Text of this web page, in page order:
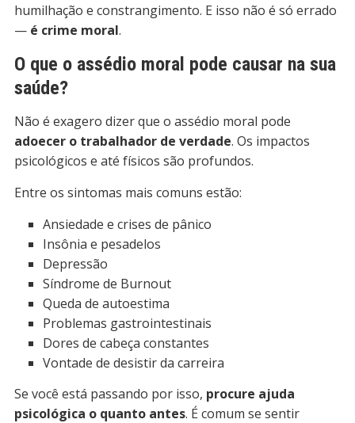
humilhação e constrangimento. E isso não é só errado
— é crime moral.
O que o assédio moral pode causar na sua
saúde?
Não é exagero dizer que o assédio moral pode
adoecer o trabalhador de verdade. Os impactos
psicológicos e até físicos são profundos.
Entre os sintomas mais comuns estão:
Ansiedade e crises de pânico
Insônia e pesadelos
Depressão
Síndrome de Burnout
Queda de autoestima
Problemas gastrointestinais
Dores de cabeça constantes
Vontade de desistir da carreira
Se você está passando por isso, procure ajuda
psicológica o quanto antes. É comum se sentir